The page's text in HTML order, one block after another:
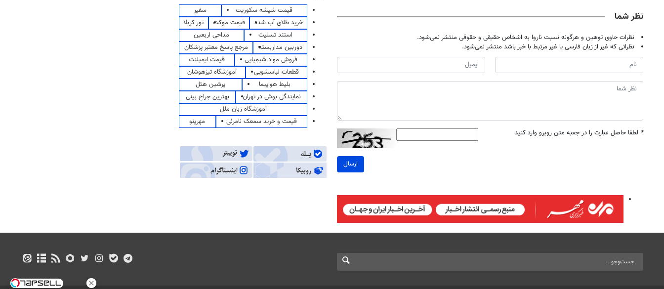
نظر شما
نظرات حاوی توهین و هرگونه نسبت ناروا به اشخاص حقیقی و حقوقی منتشر نمی‌شود.
نظراتی که غیر از زبان فارسی یا غیر مرتبط با خبر باشد منتشر نمی‌شود.
* لطفا حاصل عبارت را در جعبه متن روبرو وارد کنید
ارسال
قیمت شیشه سکوریت
سفیر
خرید طلای آب شده
قیمت موکت
تور کربلا
استند تسلیت
مداحی اربعین
دوربین مداربسته
مرجع پاسخ معتبر پزشکان
فروش مواد شیمیایی
قیمت ایمپلنت
قطعات لباسشویی
آموزشگاه تیزهوشان
بلیط هواپیما
پرشین هتل
نمایندگی بوش در تهران
بهترین جراح بینی
آموزشگاه زبان ملل
قیمت و خرید سمعک نامرئی
مهرینو